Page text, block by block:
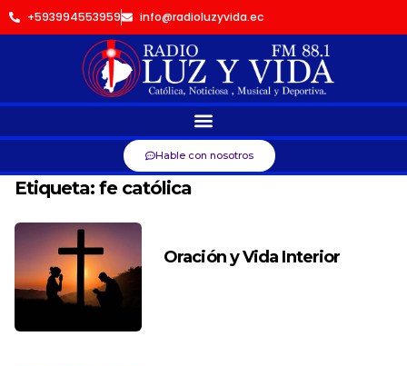
+593994553959 info@radioluzyvida.ec
Hable con nosotros
Etiqueta: fe católica
Oración y Vida Interior